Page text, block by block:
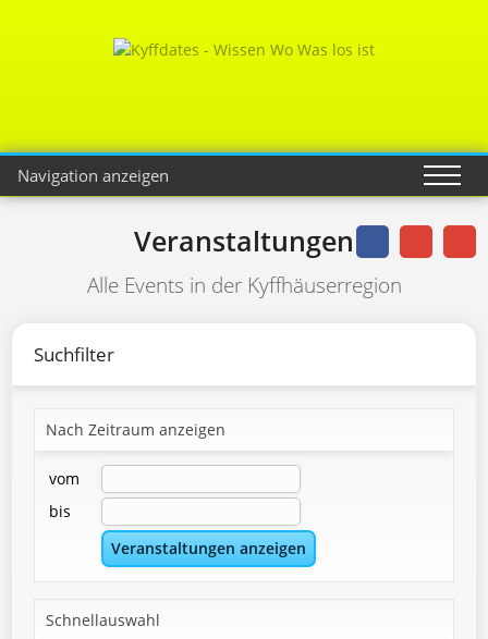
Navigation anzeigen
Veranstaltungen
Alle Events in der Kyffhäuserregion
Suchfilter
Nach Zeitraum anzeigen
vom
bis
Schnellauswahl